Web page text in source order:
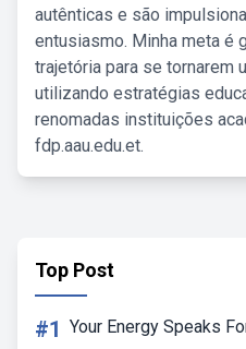
autênticas e são
entusiasmo. Minha meta é
trajetória para se tornarem
utilizando estratégias
renomadas instituições
fdp.aau.edu.et.
Top Post
#1 Your Energy Speaks